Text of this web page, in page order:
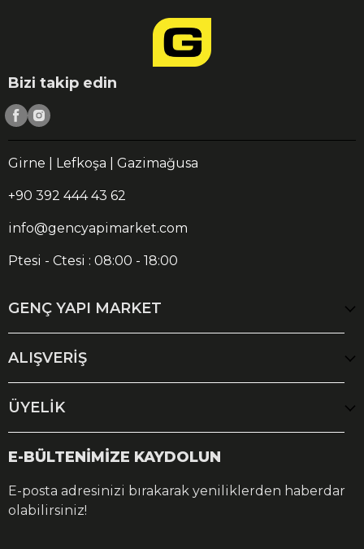
Bizi takip edin
Girne | Lefkoşa | Gazimağusa
+90 392 444 43 62
info@gencyapimarket.com
Ptesi - Ctesi : 08:00 - 18:00
GENÇ YAPI MARKET
ALIŞVERİŞ
ÜYELİK
E-BÜLTENİMİZE KAYDOLUN
E-posta adresinizi bırakarak yeniliklerden haberdar
olabilirsiniz!